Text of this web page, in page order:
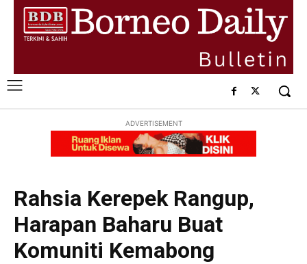
ADVERTISEMENT
Rahsia Kerepek Rangup,
Harapan Baharu Buat
Komuniti Kemabong